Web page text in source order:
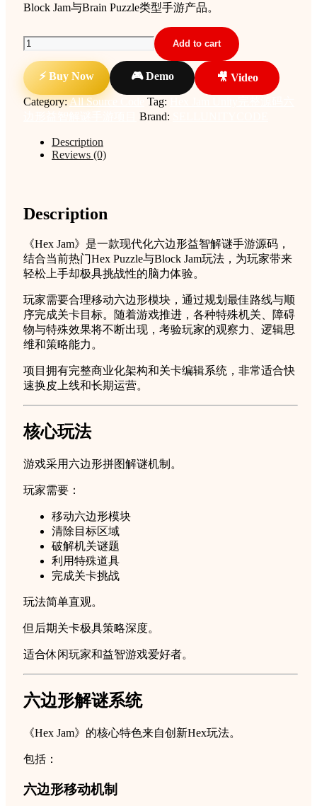
Block Jam与Brain Puzzle类型手游产品。
Hex
Jam
Unity
完
整
解
手
游
项
quantity
Add to cart
⚡ Buy Now 🎮 Demo
🎥 Video
Category:All Source Code Tag:
Brand:
Description
Reviews (0)
Description
《Hex Jam》是一款现代化六边形益智解谜手游源码，
结合当前热门Hex Puzzle与Block Jam玩法，为玩家带来
轻松上手却极具挑战性的脑力体验。
玩家需要合理移动六边形模块，通过规划最佳路线与顺
序完成关卡目标。随着游戏推进，各种特殊机关、障碍
物与特殊效果将不断出现，考验玩家的观察力、逻辑思
维和策略能力。
项目拥有完整商业化架构和关卡编辑系统，非常适合快
速换皮上线和长期运营。
核心玩法
游戏采用六边形拼图解谜机制。
玩家需要：
移动六边形模块
清除目标区域
破解机关谜题
利用特殊道具
完成关卡挑战
玩法简单直观。
但后期关卡极具策略深度。
适合休闲玩家和益智游戏爱好者。
六边形解谜系统
《Hex Jam》的核心特色来自创新Hex玩法。
包括：
六边形移动机制